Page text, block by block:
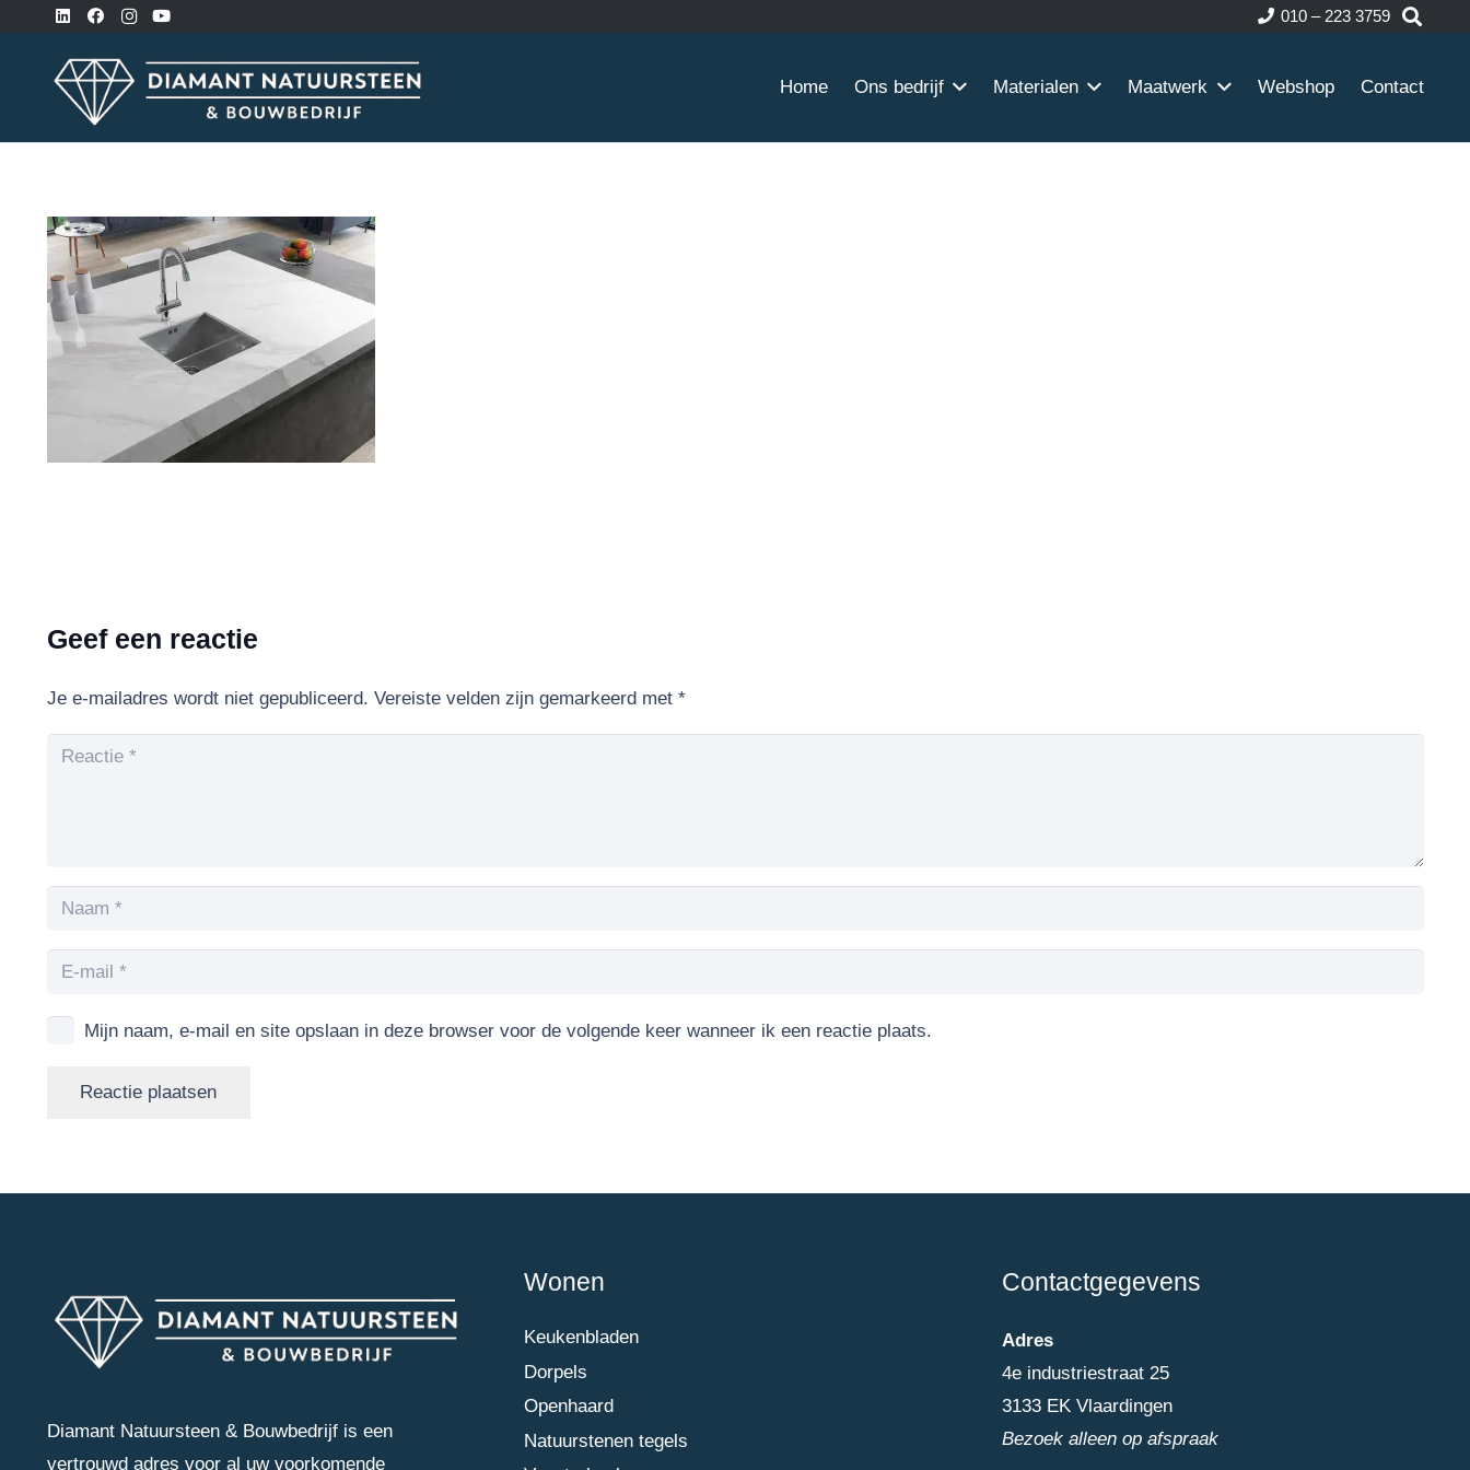
010 – 223 3759
Home Ons bedrijf Materialen Maatwerk Webshop Contact
Geef een reactie
Je e-mailadres wordt niet gepubliceerd. Vereiste velden zijn gemarkeerd met *
Mijn naam, e-mail en site opslaan in deze browser voor de volgende keer wanneer ik een reactie plaats.
Reactie plaatsen
Diamant Natuursteen & Bouwbedrijf is een
vertrouwd adres voor al uw voorkomende
Wonen
Keukenbladen
Dorpels
Openhaard
Natuurstenen tegels
Contactgegevens
Adres
4e industriestraat 25
3133 EK Vlaardingen
Bezoek alleen op afspraak